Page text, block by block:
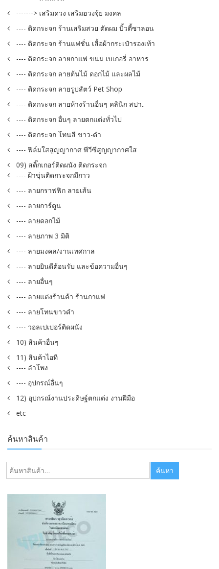
-------> เสริมดวง เสริมฮวงจุ้ย มงคล
---- ติดกระจก ร้านเสริมสวย ตัดผม บิ้วตี้ซาลอน
---- ติดกระจก ร้านแฟชั่น เสื้อผ้ากระเป๋ารองเท้า
---- ติดกระจก ลายกาแฟ ขนม เบเกอรี่ อาหาร
---- ติดกระจก ลายต้นไม้ ดอกไม้ และผลไม้
---- ติดกระจก ลายรูปสัตว์ Pet Shop
---- ติดกระจก ลายห้างร้านอื่นๆ คลินิก สปา..
---- ติดกระจก อื่นๆ ลายตกแต่งทั่วไป
---- ติดกระจก โทนสี ขาว-ดำ
---- ฟิล์มใสสูญญากาศ พีวีซีสูญญากาศใส
09) สติ๊กเกอร์ติดผนัง ติดกระจก
---- ฝ้าขุ่นติดกระจกมีกาว
---- ลายกราฟฟิก ลายเส้น
---- ลายการ์ตูน
---- ลายดอกไม้
---- ลายภาพ 3 มิติ
---- ลายมงคล/งานเทศกาล
---- ลายยินดีต้อนรับ และข้อความอื่นๆ
---- ลายอื่นๆ
---- ลายแต่งร้านค้า ร้านกาแฟ
---- ลายโทนขาวดำ
---- วอลเปเปอร์ติดผนัง
10) สินค้าอื่นๆ
11) สินค้าไอที
---- ลำโพง
---- อุปกรณ์อื่นๆ
12) อุปกรณ์งานประดิษฐ์ตกแต่ง งานฝีมือ
etc
ค้นหาสินค้า
ค้นหา: ค้นหา